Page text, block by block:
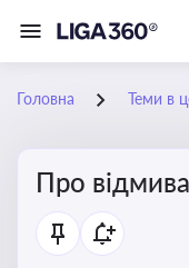
Головна Теми в
Про